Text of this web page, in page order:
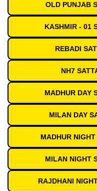
OLD PUNJAB
KASHMIR - 01
REBADI
NH7
MADHUR DAY
MILAN DAY
MADHUR
MILAN NIGHT
RAJDHANI